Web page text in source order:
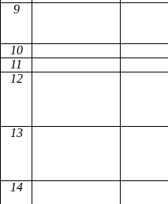
9
10
11
12
13
14